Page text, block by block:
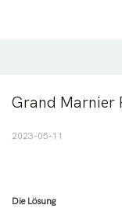
Grand Marnier
2023-05-11
Die Lösung